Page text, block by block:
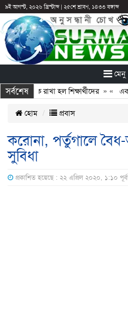
৯ই আগস্ট, ২০২৬ খ্রিস্টাব্দ| ২৫শে শ্রাবণ, ১৪৩৩ বঙ্গাব্দ
মেনু
সর্বশেষ
আটকে রাখা হল শিক্ষার্থীদের» « এক
হোম প্রবাস
করোনা, পর্তুগালে বৈধ-
সুবিধা
প্রকাশিত হয়েছে : ২২ এপ্রিল ২০২০, ১:১০